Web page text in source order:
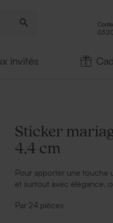
03
invités
Sticker
4,4 cm
Pour apporter une touche
et surtout avec élégance,
délicatesse. Vous pourrez
Par 24 pièces